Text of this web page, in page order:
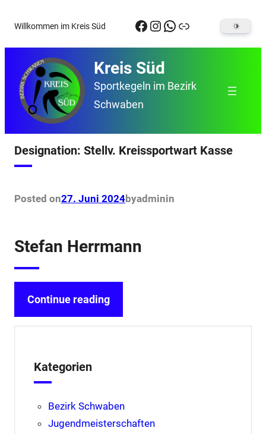
Inhalt
springen
Willkommen im Kreis Süd Facebook
Instagram
WhatsApp
Link
Kreis Süd
Sportkegeln im Bezirk
Schwaben
Designation: Stellv. Kreissportwart Kasse
Posted on27. Juni 2024byadminin
Stefan Herrmann
Continue reading
Kategorien
Bezirk Schwaben
Jugendmeisterschaften